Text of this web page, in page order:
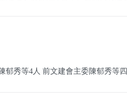
郁秀等4人 前文建會主委陳郁秀等四